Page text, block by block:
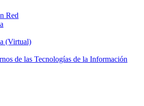
Red
(Virtual)
de las Tecnologías de la Información